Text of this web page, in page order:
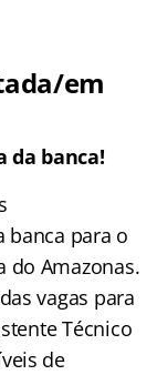
em
da banca!
banca para o
do Amazonas.
vagas para
Técnico
de